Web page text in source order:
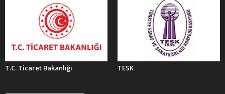
T.C. Ticaret Bakanlığı TESK